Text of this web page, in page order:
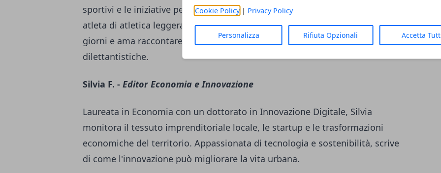
Cookie Policy| Privacy Policy
Personalizza Rifiuta Opzionali Accetta
sportivi e le iniziative per il tempo libero con entusiasmo contagioso. Ex
atleta di atletica leggera, conosce l'importanza dello sport nella vita di tutti i
giorni e ama raccontare le storie degli sportivi emergenti e delle realtà
dilettantistiche.
Silvia F. - Editor Economia e Innovazione
Laureata in Economia con un dottorato in Innovazione Digitale, Silvia
monitora il tessuto imprenditoriale locale, le startup e le trasformazioni
economiche del territorio. Appassionata di tecnologia e sostenibilità, scrive
di come l'innovazione può migliorare la vita urbana.